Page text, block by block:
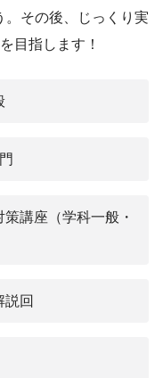
。その後、じっくり実
目指します！
門
講座（学科一般・
説回